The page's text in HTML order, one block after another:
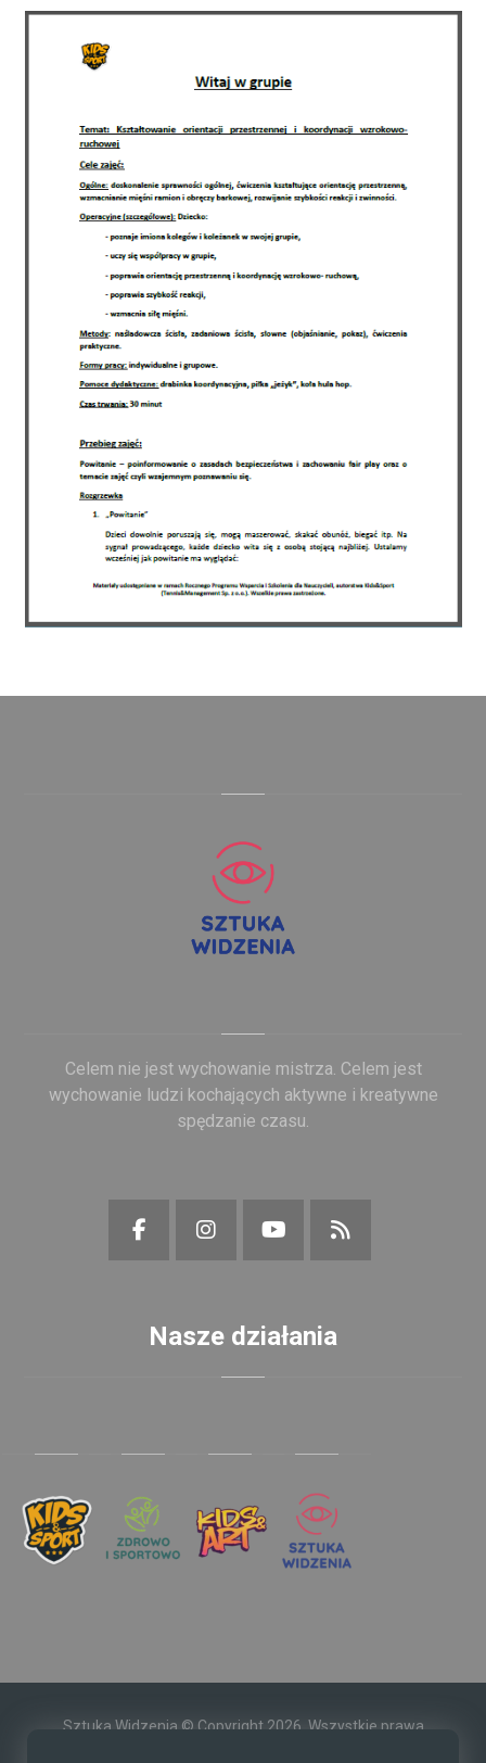
Celem nie jest wychowanie mistrza. Celem jest
wychowanie ludzi kochających aktywne i kreatywne
spędzanie czasu.
Nasze działania
Sztuka Widzenia © Copyright 2026. Wszystkie prawa